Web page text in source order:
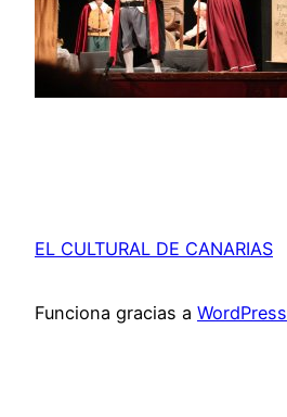
EL CULTURAL DE CANARIAS
Funciona gracias a WordPress